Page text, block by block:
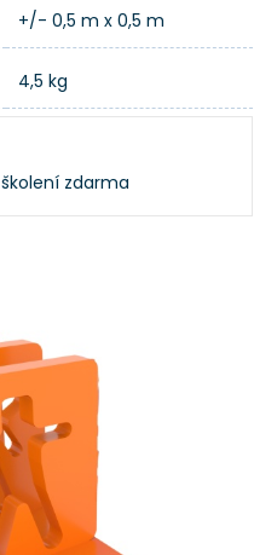
+/- 0,5 m x 0,5 m
4,5 kg
školení zdarma